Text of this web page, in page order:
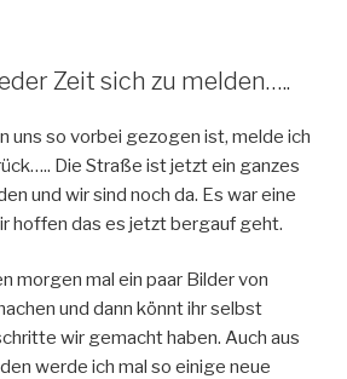
Zeit sich zu melden…..
uns so vorbei gezogen ist, melde ich
Die Straße ist jetzt ein ganzes
und wir sind noch da. Es war eine
hoffen das es jetzt bergauf geht.
morgen mal ein paar Bilder von
und dann könnt ihr selbst
wir gemacht haben. Auch aus
werde ich mal so einige neue